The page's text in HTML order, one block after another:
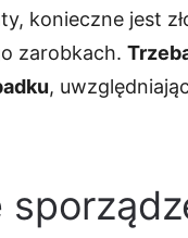
konieczne jest
zarobkach.
,